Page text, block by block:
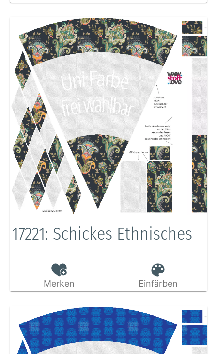
17221: Schickes Ethnisches
Merken Einfärben